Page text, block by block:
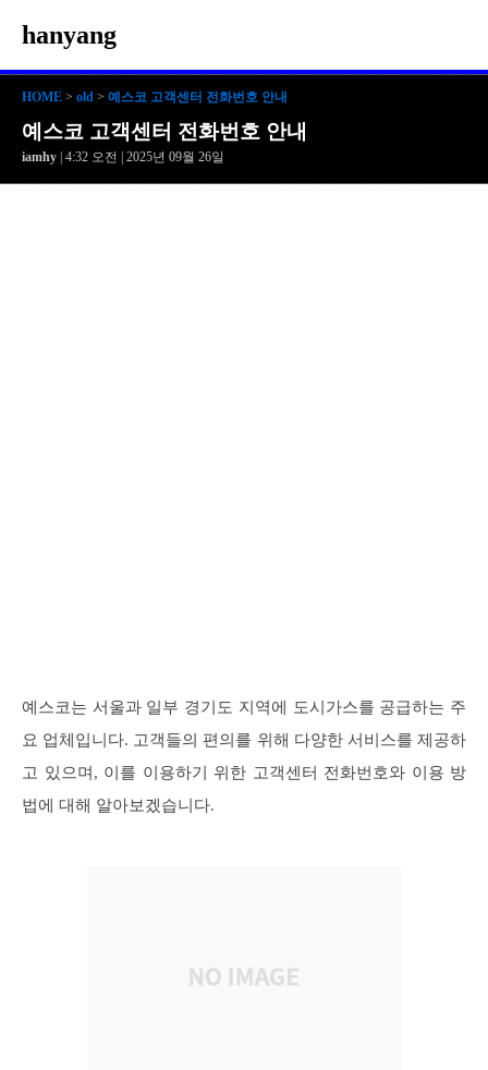
hanyang
HOME > old > 예스코 고객센터 전화번호 안내
예스코 고객센터 전화번호 안내
iamhy | 4:32 오전 | 2025년 09월 26일
예스코는 서울과 일부 경기도 지역에 도시가스를 공급하는 주
요 업체입니다. 고객들의 편의를 위해 다양한 서비스를 제공하
고 있으며, 이를 이용하기 위한 고객센터 전화번호와 이용 방
법에 대해 알아보겠습니다.